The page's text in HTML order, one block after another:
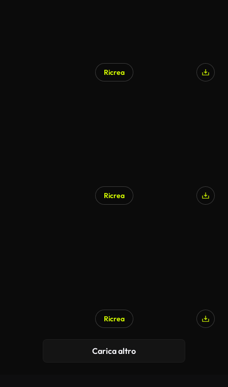
Ricrea
Ricrea
Ricrea
Carica altro